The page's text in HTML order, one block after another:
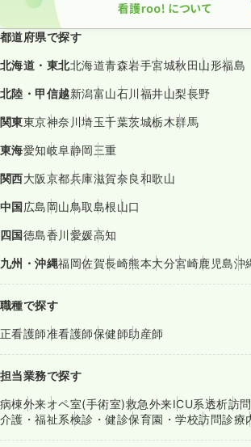
都道府県で探す
北海道・東北北海道青森岩手宮城秋田山形福島
北陸・甲信越新潟富山石川福井山梨長野
関東東京神奈川埼玉千葉茨城栃木群馬
東海愛知岐阜静岡三重
関西大阪京都兵庫滋賀奈良和歌山
中国広島岡山鳥取島根山口
四国徳島香川愛媛高知
九州・沖縄福岡佐賀長崎熊本大分宮崎鹿児島沖
職種で探す
正看護師准看護師保健師助産師
担当業務で探す
病棟外来オペ室(手術室)救急外来ICU系透析訪
介護・福祉系検診・健診保育園・学校訪問診療